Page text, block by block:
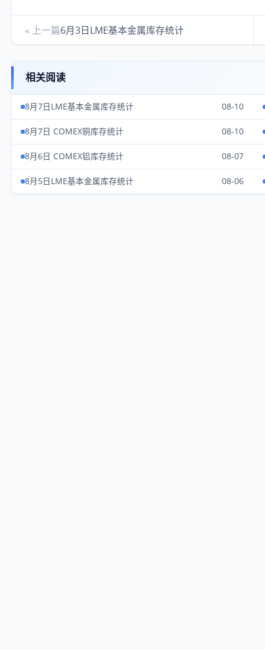
« 上一篇6月3日LME基本金属库存统计
相关阅读
8月7日LME基本金属库存统计 08-10
8月7日 COMEX铜库存统计 08-10
8月6日 COMEX铝库存统计 08-07
8月5日LME基本金属库存统计 08-06